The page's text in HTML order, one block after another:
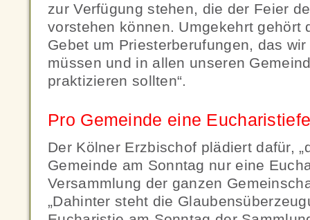
zur Verfügung stehen, die der Feier
vorstehen können. Umgekehrt gehört
Gebet um Priesterberufungen, das
müssen und in allen unseren
praktizieren sollten“.
Pro Gemeinde eine
Der Kölner Erzbischof plädiert dafür,
Gemeinde am Sonntag nur eine
Versammlung der ganzen
„Dahinter steht die